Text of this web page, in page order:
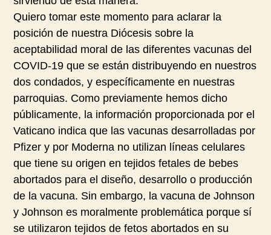
Quiero tomar este momento para aclarar la
posición de nuestra Diócesis sobre la
aceptabilidad moral de las diferentes vacunas del
COVID-19 que se están distribuyendo en nuestros
dos condados, y específicamente en nuestras
parroquias. Como previamente hemos dicho
públicamente, la información proporcionada por el
Vaticano indica que las vacunas desarrolladas por
Pfizer y por Moderna no utilizan líneas celulares
que tiene su origen en tejidos fetales de bebes
abortados para el diseño, desarrollo o producción
de la vacuna. Sin embargo, la vacuna de Johnson
y Johnson es moralmente problemática porque sí
se utilizaron tejidos de fetos abortados en su